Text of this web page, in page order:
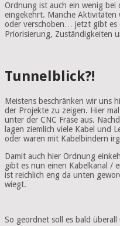
Ordnung ist auch ein wenig
eingekehrt. Manche Aktivitäten
oder verschoben… jetzt gibt es
Priorisierung, Zuständigkeiten
Tunnelblick?!
Meistens beschränken wir uns
der Projekte zu zeigen. Hier
unter der CNC Fräse aus.
lagen ziemlich viele Kabel und
oder waren mit Kabelbindern
Damit auch hier Ordnung
gibt es nun einen Kabelkanal /
ist reichlich eng da unten
wiegt.
So geordnet soll es bald